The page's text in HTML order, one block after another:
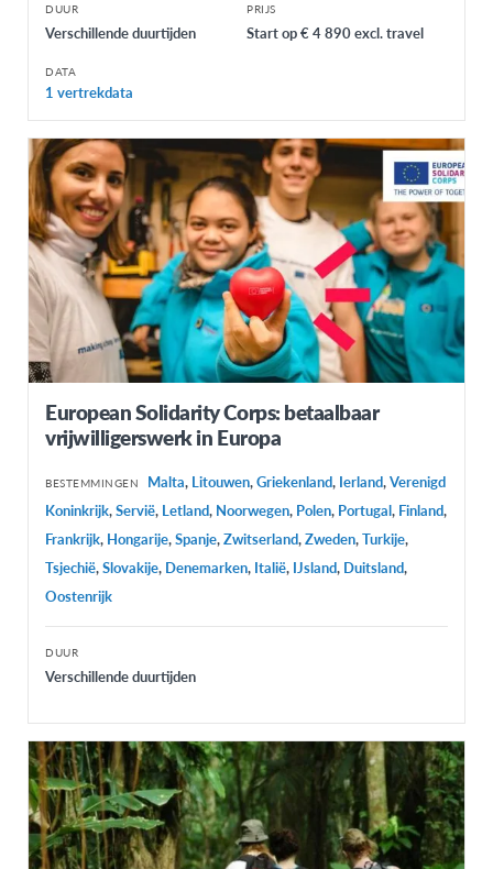
DUUR
Verschillende duurtijden
PRIJS
Start op € 4 890 excl. travel
DATA
1 vertrekdata
European Solidarity Corps: betaalbaar
vrijwilligerswerk in Europa
BESTEMMINGEN Malta, Litouwen,Griekenland, Ierland,Verenigd
Koninkrijk,Servië, Letland, Noorwegen, Polen, Portugal, Finland,
Frankrijk, Hongarije,Spanje,Zwitserland,Zweden,Turkije,
Tsjechië,Slovakije, Denemarken, Italië, IJsland, Duitsland,
Oostenrijk
DUUR
Verschillende duurtijden